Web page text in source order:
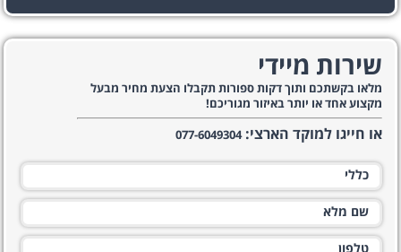
שירות מיידי
מלאו בקשתכם ותוך דקות ספורות תקבלו הצעת מחיר מבעל
מקצוע אחד או יותר באיזור מגוריכם!
או חייגו למוקד הארצי: 077-6049304